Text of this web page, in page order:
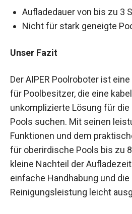
Aufladedauer von bis zu 3
Nicht für stark geneigte
Unser Fazit
Der AIPER Poolroboter ist
für Poolbesitzer, die eine
unkomplizierte Lösung für die
Pools suchen. Mit seinen
Funktionen und dem
für oberirdische Pools bis zu
kleine Nachteil der
einfache Handhabung und
Reinigungsleistung leicht